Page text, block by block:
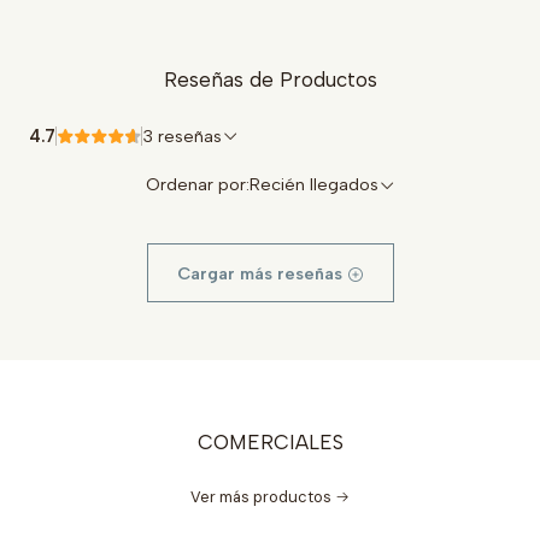
Reseñas de Productos
4.7 3 reseñas
Ordenar por:Recién llegados
Cargar más reseñas
COMERCIALES
Ver más productos